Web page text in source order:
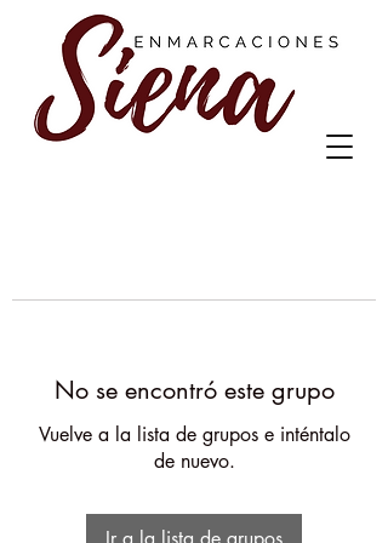
No se encontró este grupo
Vuelve a la lista de grupos e inténtalo
de nuevo.